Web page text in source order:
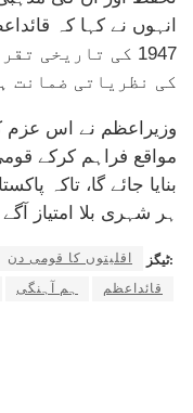
1947 کی تاریخی
کی نظریاتی ضمانت
وزیراعظم نے اس عزم
مواقع فراہم کرکے
بنایا جائے گا، تاکہ
ہر شہری بلا امتیاز
ٹیگز: اقلیتوں کا قومی دن
قائداعظم
ہم آہنگی